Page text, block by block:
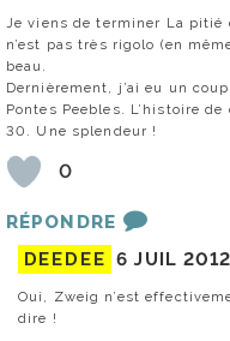
Je viens de terminer La pitié
n’est pas très rigolo (en
beau.
Dernièrement, j’ai eu un
Pontes Peebles. L’histoire
30. Une splendeur !
0
RÉPONDRE
DEEDEE 6 JUIL
Oui, Zweig n’est
dire !